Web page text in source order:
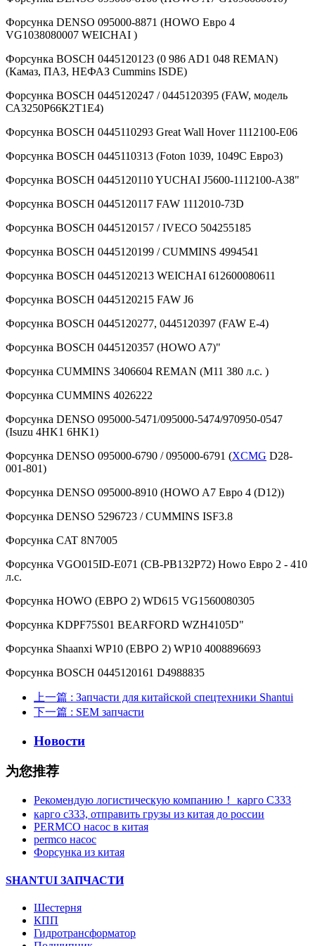
Форсунка DENSO 095000-8871 (HOWO Евро 4
VG1038080007 WEICHAI )
Форсунка BOSCH 0445120123 (0 986 AD1 048 REMAN)
(Камаз, ПАЗ, НЕФАЗ Cummins ISDE)
Форсунка BOSCH 0445120247 / 0445120395 (FAW, модель
СА3250Р66К2Т1Е4)
Форсунка BOSCH 0445110293 Great Wall Hover 1112100-E06
Форсунка BOSCH 0445110313 (Foton 1039, 1049С Евро3)
Форсунка BOSCH 0445120110 YUCHAI J5600-1112100-A38"
Форсунка BOSCH 0445120117 FAW 1112010-73D
Форсунка BOSCH 0445120157 / IVECO 504255185
Форсунка BOSCH 0445120199 / CUMMINS 4994541
Форсунка BOSCH 0445120213 WEICHAI 612600080611
Форсунка BOSCH 0445120215 FAW J6
Форсунка BOSCH 0445120277, 0445120397 (FAW Е-4)
Форсунка BOSCH 0445120357 (HOWO A7)"
Форсунка CUMMINS 3406604 REMAN (M11 380 л.с. )
Форсунка CUMMINS 4026222
Форсунка DENSO 095000-5471/095000-5474/970950-0547
(Isuzu 4HK1 6HK1)
Форсунка DENSO 095000-6790 / 095000-6791 (XCMG D28-
001-801)
Форсунка DENSO 095000-8910 (HOWO A7 Евро 4 (D12))
Форсунка DENSO 5296723 / CUMMINS ISF3.8
Форсунка CAT 8N7005
Форсунка VGO015ID-E071 (CB-PB132P72) Howo Евро 2 - 410
л.с.
Форсунка HOWO (ЕВРО 2) WD615 VG1560080305
Форсунка KDPF75S01 BEARFORD WZH4105D"
Форсунка Shaanxi WP10 (ЕВРО 2) WP10 4008896693
Форсунка BOSCH 0445120161 D4988835
上一篇 : Запчасти для китайской спецтехники Shantui
下一篇 : SEM запчасти
Новости
为您推荐
Рекомендую логистическую компанию！ карго C333
карго с333, отправить грузы из китая до россии
PERMCO насос в китая
permco насос
Форсунка из китая
SHANTUI ЗАПЧАСТИ
Шестерня
КПП
Гидротрансформатор